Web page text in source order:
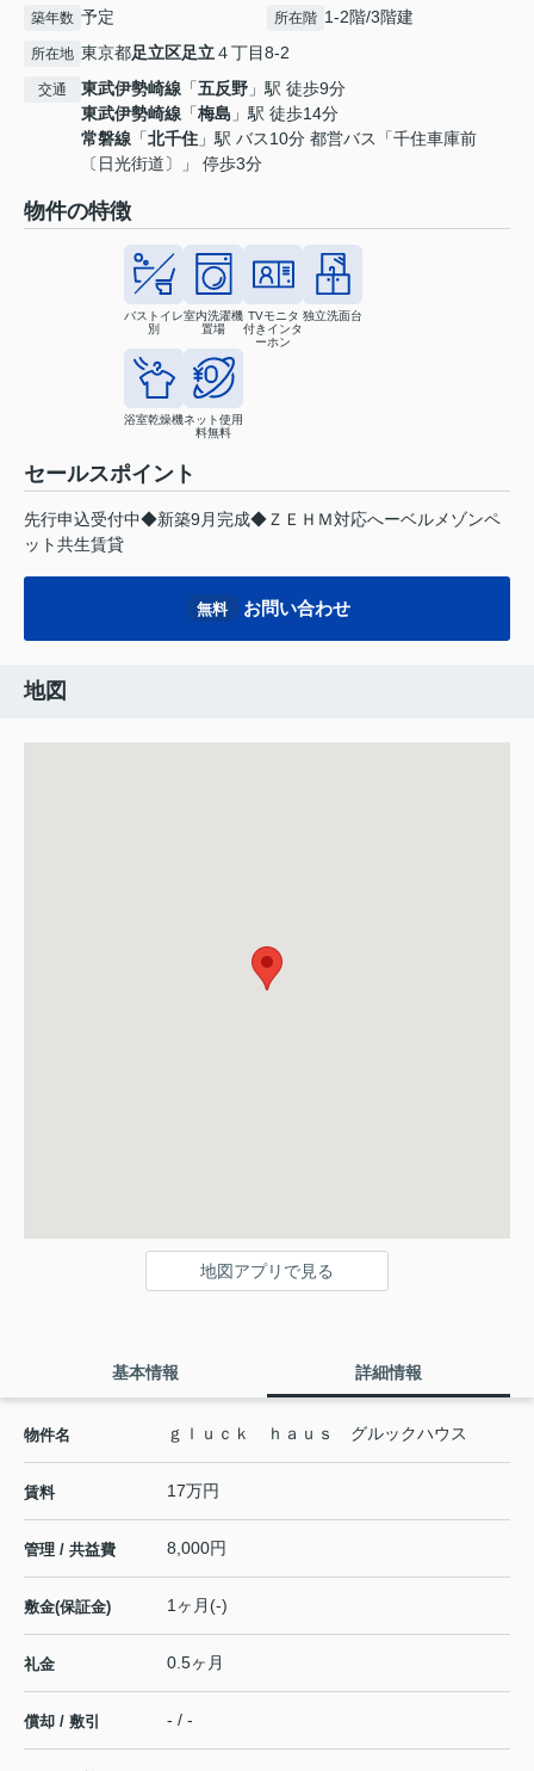
築年数 予定 所在階 1-2階/3階建
所在地 東京都足立区足立４丁目8-2
交通 東武伊勢崎線 「五反野 」駅 徒歩9分
東武伊勢崎線 「梅島 」駅 徒歩14分
常磐線 「北千住 」駅 バス10分 都営バス「千住車庫前
〔日光街道〕」 停歩3分
物件の特徴
バストイレ
別
室内洗濯機
置場
TVモニタ
付きインタ
ーホン
独立洗面台
浴室乾燥機ネット使用
料無料
セールスポイント
先行申込受付中◆新築9月完成◆ＺＥＨＭ対応へーベルメゾンペ
ット共生賃貸
無料 お問い合わせ
地図
地図アプリで見る
基本情報 詳細情報
物件名 ｇｌｕｃｋ ｈａｕｓ グルックハウス
賃料 17万円
管理 / 共益費 8,000円
敷金(保証金) 1ヶ月(-)
礼金 0.5ヶ月
償却 / 敷引 - / -